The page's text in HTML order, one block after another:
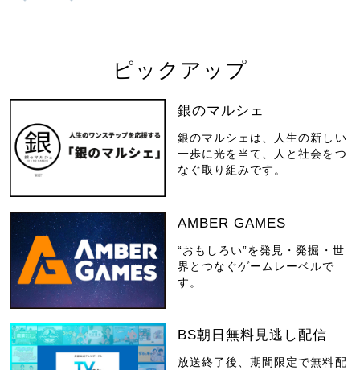
ピックアップ
銀のマルシェ
銀のマルシェは、人生の新しい
一歩に光を当て、人と社会をつ
なぐ取り組みです。
AMBER GAMES
“おもしろい”を発見・発掘・世
界とつなぐゲームレーベルで
す。
BS朝日無料見逃し配信
放送終了後、期間限定で無料配